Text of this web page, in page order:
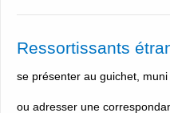
Ressortissants
se présenter au guichet,
ou adresser une